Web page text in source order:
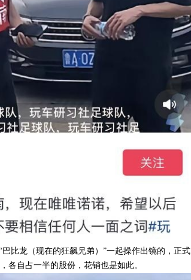
比龙（现在的狂飙兄弟）”一起操作出镜的，正式
各自占一半的股份，花销也是如此。